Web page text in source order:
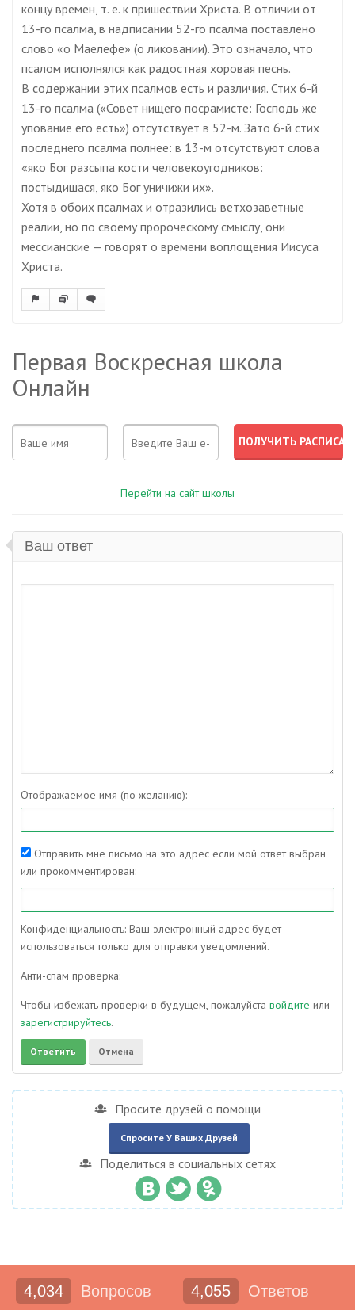
концу времен, т. е. к пришествии Христа. В отличии от
13-го псалма, в надписании 52-го псалма поставлено
слово «о Маелефе» (о ликовании). Это означало, что
псалом исполнялся как радостная хоровая песнь.
В содержании этих псалмов есть и различия. Стих 6-й
13-го псалма («Совет нищего посрамисте: Господь же
упование его есть») отсутствует в 52-м. Зато 6-й стих
последнего псалма полнее: в 13-м отсутствуют слова
«яко Бог разсыпа кости человекоугодников:
постыдишася, яко Бог уничижи их».
Хотя в обоих псалмах и отразились ветхозаветные
реалии, но по своему пророческому смыслу, они
мессианские — говорят о времени воплощения Иисуса
Христа.
Первая Воскресная школа
Онлайн
Перейти на сайт школы
Ваш ответ
Отображаемое имя (по желанию):
Отправить мне письмо на это адрес если мой ответ выбран
или прокомментирован:
Конфиденциальность: Ваш электронный адрес будет
использоваться только для отправки уведомлений.
Анти-спам проверка:
Чтобы избежать проверки в будущем, пожалуйста войдите или
зарегистрируйтесь.
Просите друзей о помощи
Спросите У Ваших Друзей
Поделиться в социальных сетях
4,034 Вопросов 4,055 Ответов